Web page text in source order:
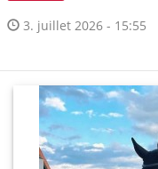
3. juillet 2026 - 15:55